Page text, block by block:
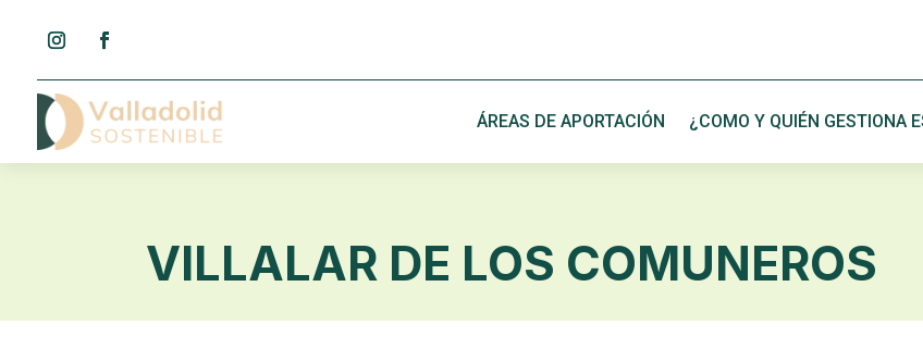
ÁREAS DE APORTACIÓN ¿COMO Y QUIÉN GESTIONA
VILLALAR DE LOS COMUNEROS